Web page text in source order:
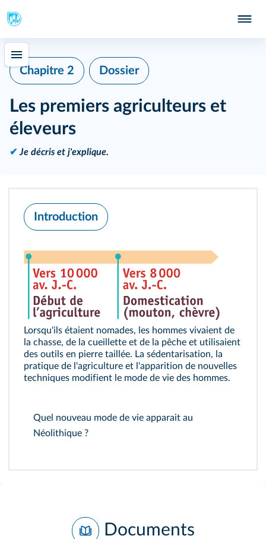
Chapitre 2 Dossier
Les premiers agriculteurs et
éleveurs
✔ Je décris et j'explique.
Introduction
Lorsqu'ils étaient nomades, les hommes vivaient de
la chasse, de la cueillette et de la pêche et utilisaient
des outils en pierre taillée. La sédentarisation, la
pratique de l'agriculture et l'apparition de nouvelles
techniques modifient le mode de vie des hommes.
Quel nouveau mode de vie apparait au
Néolithique ?
Documents